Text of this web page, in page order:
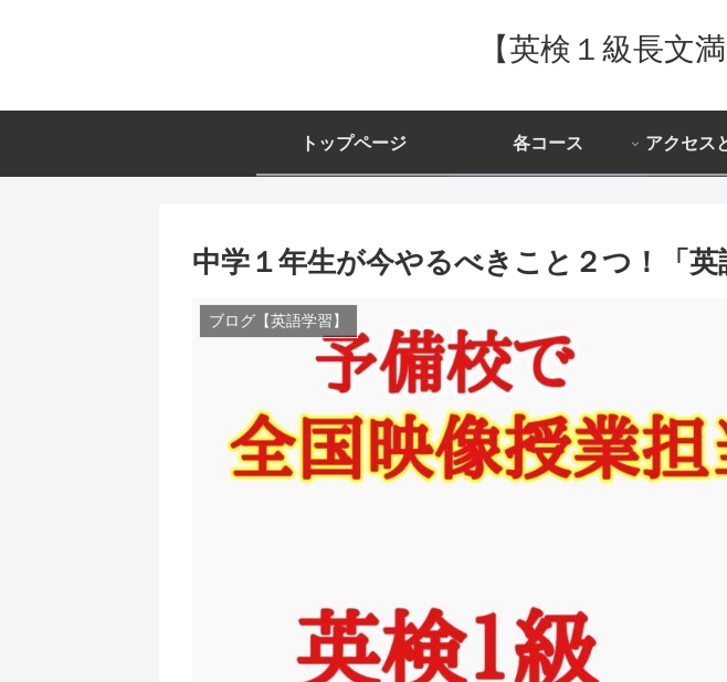
【英検１級長文
トップページ 各コース アクセス
中学１年生が今やるべきこと２つ！「英
ブログ【英語学習】